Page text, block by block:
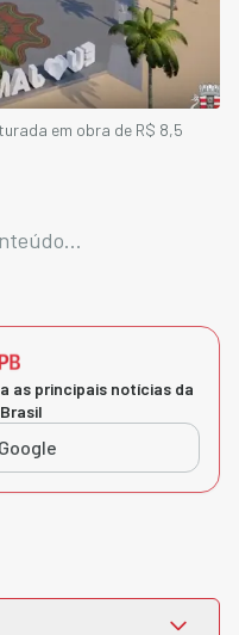
em obra de R$ 8,5
as principais notícias da